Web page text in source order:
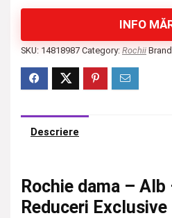
INFO
SKU: 14818987 Category: Rochii
Descriere
Rochie dama –
Reduceri Exclusive